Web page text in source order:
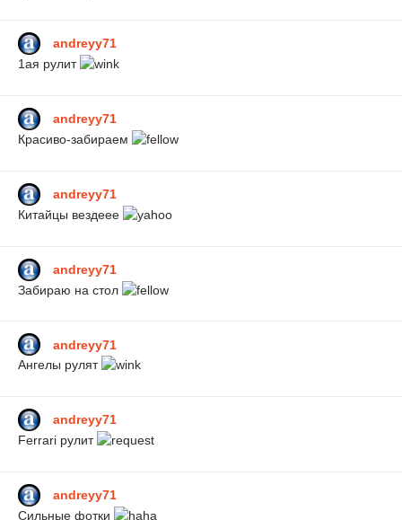
andreyy71
1ая рулит
andreyy71
Красиво-забираем
andreyy71
Китайцы вездеее
andreyy71
Забираю на стол
andreyy71
Ангелы рулят
andreyy71
Ferrari рулит
andreyy71
Сильные фотки